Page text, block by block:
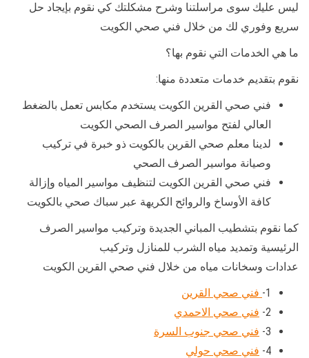
ليس عليك سوى مراسلتنا وشرح مشكلتك كي نقوم بإيجاد حل
سريع وفوري لك من خلال فني صحي الكويت
ما هي الخدمات التي نقوم بها؟
نقوم بتقديم خدمات متعددة منها:
فني صحي القرين الكويت يستخدم مكابس تعمل بالضغط
العالي لفتح مواسير الصرف الصحي الكويت
لدينا معلم صحي القرين بالكويت ذو خبرة في تركيب
وصيانة مواسير الصرف الصحي
فني صحي القرين الكويت لتنظيف مواسير المياه وإزالة
كافة الأوساخ والروائح الكريهة عبر سباك صحي بالكويت
كما نقوم بتشطيب المباني الجديدة وتركيب مواسير الصرف
الرئيسية وتمديد مياه الشرب للمنازل وتركيب
عدادات وسخانات مياه من خلال فني صحي القرين الكويت
1- فني صحي القرين
2- فني صحي الاحمدي
3- فني صحي جنوب السرة
4- فني صحي حولي